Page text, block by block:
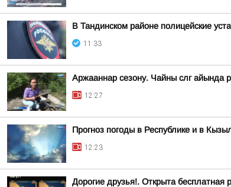
В Тандинском районе полицейские
11:33
Аржааннар сезону. Чайны слг айында
12:27
Прогноз погоды в Республике и в
12:23
Дорогие друзья!. Открыта бесплатная